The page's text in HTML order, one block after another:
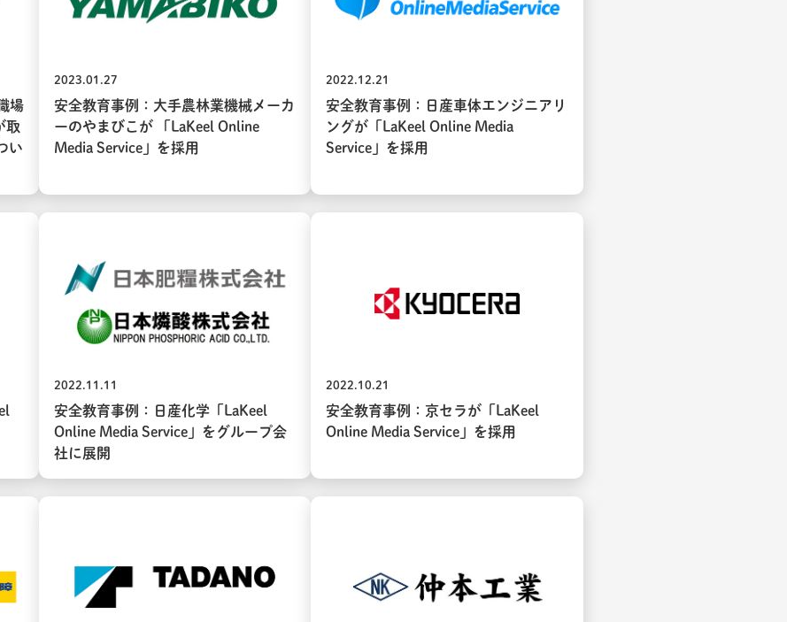
場
取
い
2023.01.27
安全教育事例：大手農林業機械メーカ
ーのやまびこが 「LaKeel Online
Media Service」を採用
2022.12.21
安全教育事例：日産車体エンジニアリ
ングが「LaKeel Online Media
Service」を採用
2022.11.11
安全教育事例：日産化学「LaKeel
Online Media Service」をグループ会
社に展開
2022.10.21
安全教育事例：京セラが「LaKeel
Online Media Service」を採用